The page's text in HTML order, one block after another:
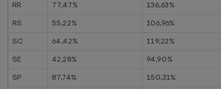
RR
77,47%
136,63%
RS
55,22%
106,96%
SC
64,42%
119,22%
SE
42,28%
94,90%
SP
87,74%
150,31%